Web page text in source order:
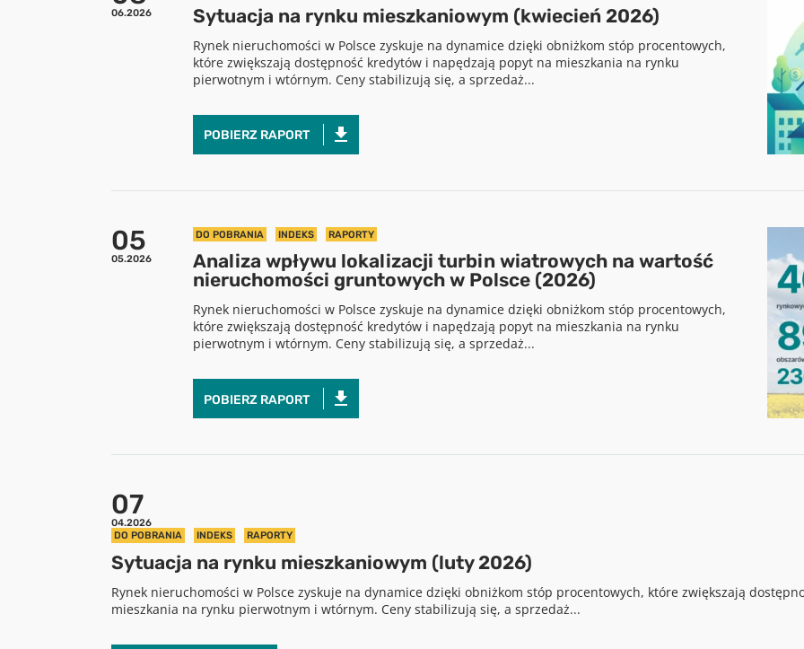
06.2026 Sytuacja na rynku mieszkaniowym (kwiecień 2026)
Rynek nieruchomości w Polsce zyskuje na dynamice dzięki obniżkom stóp procentowych,
które zwiększają dostępność kredytów i napędzają popyt na mieszkania na rynku
pierwotnym i wtórnym. Ceny stabilizują się, a sprzedaż...
POBIERZ RAPORT
05
05.2026
DO POBRANIA INDEKS RAPORTY
Analiza wpływu lokalizacji turbin wiatrowych na wartość
nieruchomości gruntowych w Polsce (2026)
Rynek nieruchomości w Polsce zyskuje na dynamice dzięki obniżkom stóp procentowych,
które zwiększają dostępność kredytów i napędzają popyt na mieszkania na rynku
pierwotnym i wtórnym. Ceny stabilizują się, a sprzedaż...
POBIERZ RAPORT
07
04.2026
DO POBRANIA
INDEKS RAPORTY
Sytuacja na rynku mieszkaniowym (luty 2026)
Rynek nieruchomości w Polsce zyskuje na dynamice dzięki obniżkom stóp procentowych, które zwiększają
mieszkania na rynku pierwotnym i wtórnym. Ceny stabilizują się, a sprzedaż...
aby pobrać raport podaj swój adres email